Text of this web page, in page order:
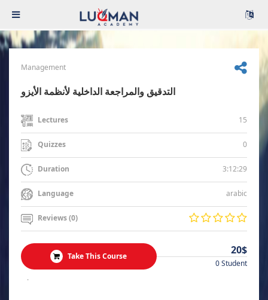
Management
التدقيق والمراجعة الداخلية لأنظمة الأيزو
Lectures 15
Quizzes 0
Duration 3:12:29
Language arabic
Reviews (0)
Take This Course 20$
0 Student
.